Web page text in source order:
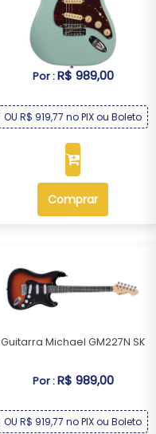
Guitarra Michael GM227N AB
Por :R$ 989,00
OU R$ 919,77 no PIX ou Boleto
Comprar
Guitarra Michael GM227N SK
Por :R$ 989,00
OU R$ 919,77 no PIX ou Boleto